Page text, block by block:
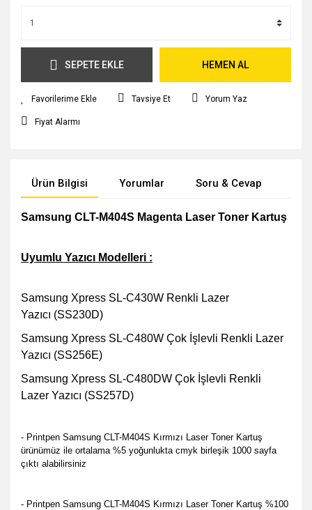
SEPETE EKLE HEMEN AL
Tavsiye Et Yorum Yaz
Fiyat Alarmı
Ürün Bilgisi Yorumlar Soru & Cevap
Samsung CLT-M404S Magenta Laser Toner Kartuş
Uyumlu Yazıcı Modelleri :
Samsung Xpress SL-C430W Renkli Lazer
Yazıcı (SS230D)
Samsung Xpress SL-C480W Çok İşlevli Renkli Lazer
Yazıcı (SS256E)
Samsung Xpress SL-C480DW Çok İşlevli Renkli
Lazer Yazıcı (SS257D)
- Printpen Samsung CLT-M404S Kırmızı Laser Toner Kartuş
ürünümüz ile ortalama %5 yoğunlukta cmyk birleşik 1000 sayfa
çıktı alabilirsiniz
- Printpen Samsung CLT-M404S Kırmızı Laser Toner Kartuş %100